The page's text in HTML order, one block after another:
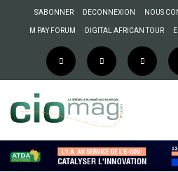
S’ABONNER DECONNEXION NOUS
M PAY FORUM DIGITAL AFRICAN TOUR